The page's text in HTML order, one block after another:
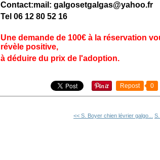
Contact:mail: galgosetgalgas@yahoo.fr
Tel 06 12 80 52 16
Une demande de 100€ à la réservation
révèle positive,
à déduire du prix de l'adoption.
Repost 0
<< S. Boyer chien lévrier galgo...